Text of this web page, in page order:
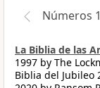
Números
La Biblia de las
1997 by The
Biblia del Jubileo